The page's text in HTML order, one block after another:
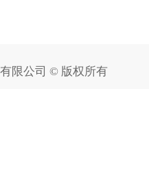
限公司 © 版权所有